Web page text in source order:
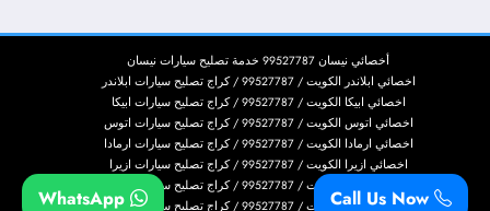
أخصائي نيسان 99527787 خدمة تصليح سيارات نيسان
اخصائي ابلاندر الكويت / 99527787 / كراج تصليح سيارات ابلاندر
اخصائي ابيكا الكويت / 99527787 / كراج تصليح سيارات ابيكا
اخصائي اتوس الكويت / 99527787 / كراج تصليح سيارات اتوس
اخصائي ارمادا الكويت / 99527787 / كراج تصليح سيارات ارمادا
اخصائي ازيرا الكويت / 99527787 / كراج تصليح سيارات ازيرا
اخصائي اسكاليد الكويت / 99527787 / كراج تصليح سيارات اسكاليد
اخصائي اسكيب الكويت / 99527787 / كراج تصليح سيارات اسكيب